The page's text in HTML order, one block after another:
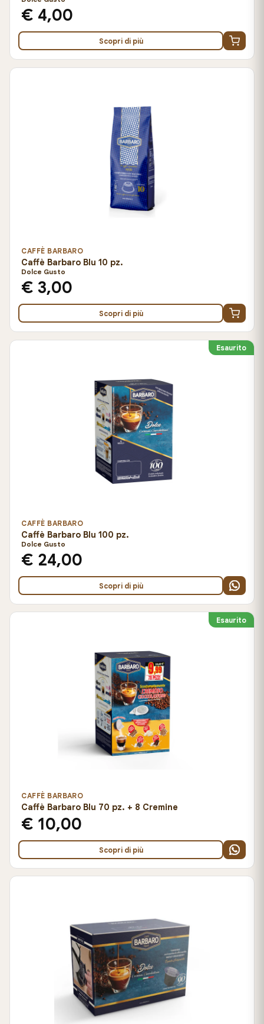
€ 4,00
Scopri di più
CAFFÈ BARBARO
Caffè Barbaro Blu 10 pz.
Dolce Gusto
€ 3,00
Scopri di più
Esaurito
CAFFÈ BARBARO
Caffè Barbaro Blu 100 pz.
Dolce Gusto
€ 24,00
Scopri di più
Esaurito
CAFFÈ BARBARO
Caffè Barbaro Blu 70 pz. + 8 Cremine
€ 10,00
Scopri di più